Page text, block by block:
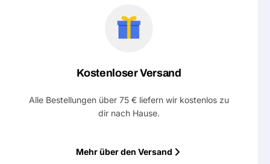
Kostenloser Versand
Alle Bestellungen über 75 € liefern wir kostenlos zu
dir nach Hause.
Mehr über den Versand